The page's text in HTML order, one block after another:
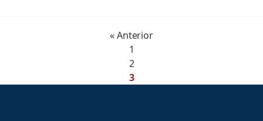
« Anterior
1
2
3